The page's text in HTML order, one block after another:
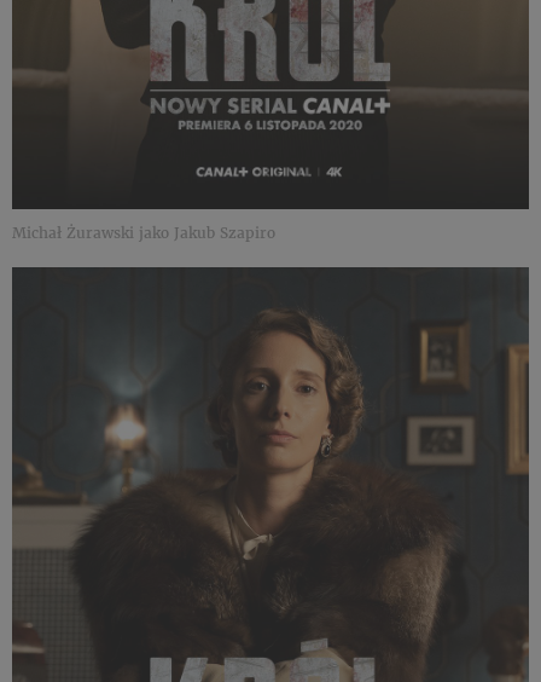
Michał Żurawski jako Jakub Szapiro